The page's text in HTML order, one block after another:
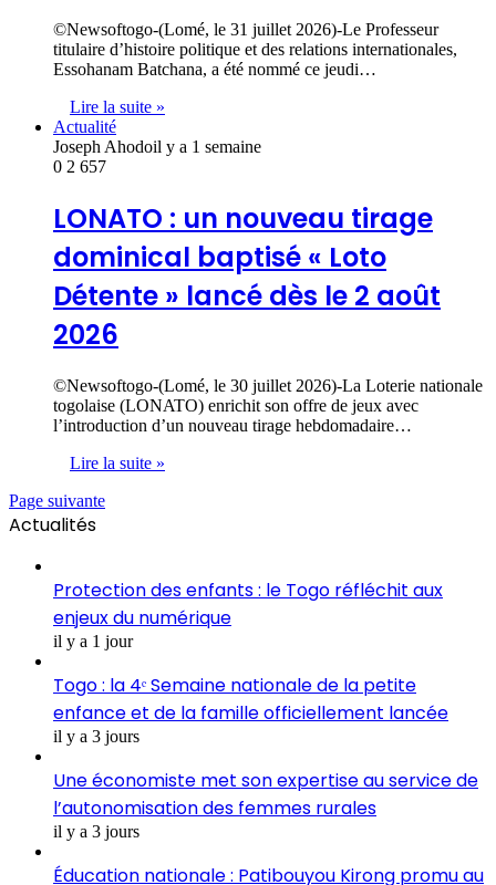
©Newsoftogo-(Lomé, le 31 juillet 2026)-Le Professeur
titulaire d’histoire politique et des relations internationales,
Essohanam Batchana, a été nommé ce jeudi…
Lire la suite »
Actualité
Joseph Ahodoil y a 1 semaine
0 2 657
LONATO : un nouveau tirage
dominical baptisé « Loto
Détente » lancé dès le 2 août
2026
©Newsoftogo-(Lomé, le 30 juillet 2026)-La Loterie nationale
togolaise (LONATO) enrichit son offre de jeux avec
l’introduction d’un nouveau tirage hebdomadaire…
Lire la suite »
Page suivante
Actualités
Protection des enfants : le Togo réfléchit aux
enjeux du numérique
il y a 1 jour
Togo : la 4ᵉ Semaine nationale de la petite
enfance et de la famille officiellement lancée
il y a 3 jours
Une économiste met son expertise au service de
l’autonomisation des femmes rurales
il y a 3 jours
Éducation nationale : Patibouyou Kirong promu au